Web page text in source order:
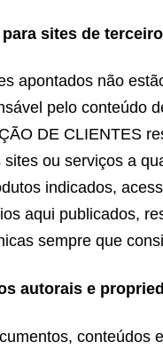
sites de
apontados não
pelo conteúdo
DE CLIENTES
sites ou serviços a
indicados,
aqui publicados,
sempre que
autorais e
conteúdos